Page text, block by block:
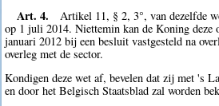
Art. 4.
Artikel 11, § 2, 3°, van dezelfde
op 1 juli 2014. Niettemin kan de Koning deze
januari 2012 bij een besluit vastgesteld na
overleg met de sector.
Kondigen deze wet af, bevelen dat zij met 's
en door het Belgisch Staatsblad zal worden